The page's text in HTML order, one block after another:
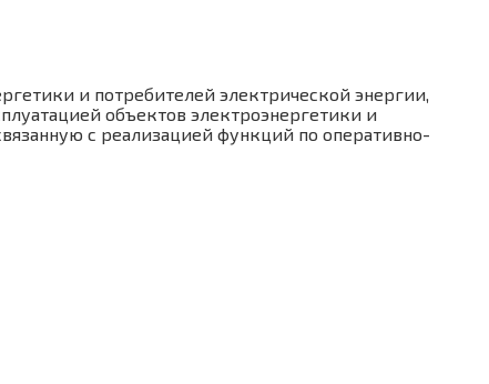
и потребителей электрической энергии,
объектов электроэнергетики и
с реализацией функций по оперативно-